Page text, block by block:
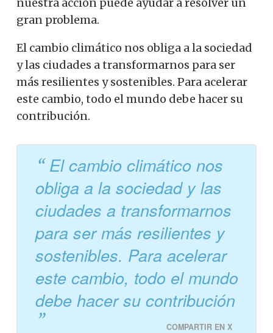
nuestra acción puede ayudar a resolver un
gran problema.
El cambio climático nos obliga a la sociedad
y las ciudades a transformarnos para ser
más resilientes y sostenibles. Para acelerar
este cambio, todo el mundo debe hacer su
contribución.
El cambio climático nos
obliga a la sociedad y las
ciudades a transformarnos
para ser más resilientes y
sostenibles. Para acelerar
este cambio, todo el mundo
debe hacer su contribución
COMPARTIR EN X